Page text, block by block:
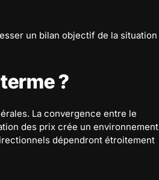
un bilan objectif de la situation
?
La convergence entre le
des prix crée un environnement
dépendront étroitement